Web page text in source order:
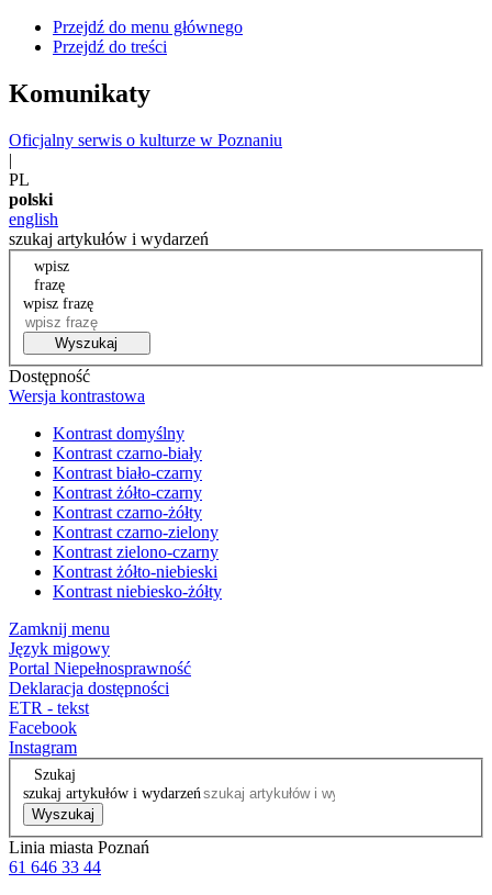
Przejdź do menu głównego
Przejdź do treści
Komunikaty
Oficjalny serwis o kulturze w Poznaniu
|
PL
polski
english
szukaj artykułów i wydarzeń
wpisz
frazę
wpisz frazę
Wyszukaj
Dostępność
Wersja kontrastowa
Kontrast domyślny
Kontrast czarno-biały
Kontrast biało-czarny
Kontrast żółto-czarny
Kontrast czarno-żółty
Kontrast czarno-zielony
Kontrast zielono-czarny
Kontrast żółto-niebieski
Kontrast niebiesko-żółty
Zamknij menu
Język migowy
Portal Niepełnosprawność
Deklaracja dostępności
ETR - tekst
Facebook
Instagram
Szukaj
szukaj artykułów i wydarzeń
Wyszukaj
Linia miasta Poznań
61 646 33 44